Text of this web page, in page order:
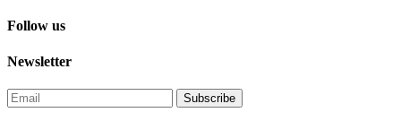
Follow us
Newsletter
Subscribe